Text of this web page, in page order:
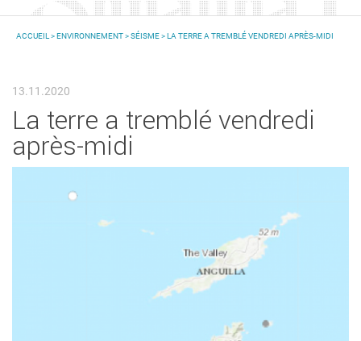
ACCUEIL >ENVIRONNEMENT>SÉISME> LA TERRE A TREMBLÉ VENDREDI APRÈS-MIDI
13.11.2020
La terre a tremblé vendredi
après-midi